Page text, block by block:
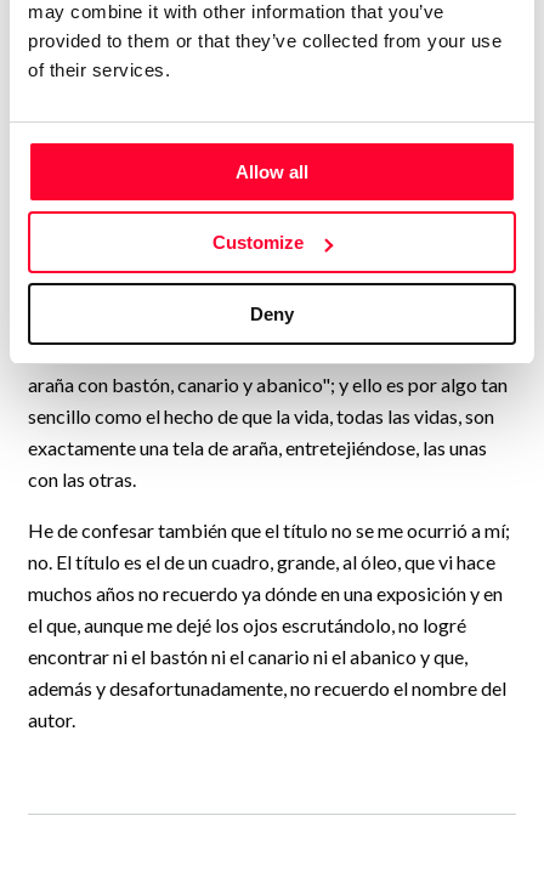
may combine it with other information that you’ve
provided to them or that they’ve collected from your use
of their services.
Allow all
Customize
Deny
denominarla mi profesión. No creo, por otra parte, que
estuviera dispuesta a avenirme a complacer a nadie, lector
entrega a que deben ceñirse tantos de los que publican.
pensarlo.
No tengo formación académica.
Ah, que se me olvidaba explicar a mis lectores, y a mis
seguidores, y a mis amigos y enemigos, por qué "Telas de
araña con bastón, canario y abanico"; y ello es por algo tan
sencillo como el hecho de que la vida, todas las vidas, son
exactamente una tela de araña, entretejiéndose, las unas
con las otras.
He de confesar también que el título no se me ocurrió a mí;
no. El título es el de un cuadro, grande, al óleo, que vi hace
muchos años no recuerdo ya dónde en una exposición y en
el que, aunque me dejé los ojos escrutándolo, no logré
encontrar ni el bastón ni el canario ni el abanico y que,
además y desafortunadamente, no recuerdo el nombre del
autor.